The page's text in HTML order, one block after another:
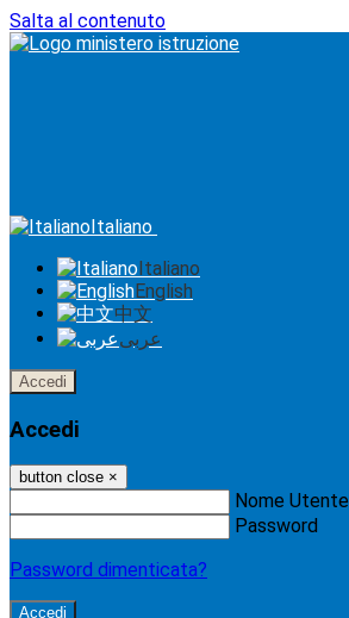
Salta al contenuto
Italiano
Italiano
English
中文
عربى
Accedi
Accedi
button close ×
Nome Utente
Password
Password dimenticata?